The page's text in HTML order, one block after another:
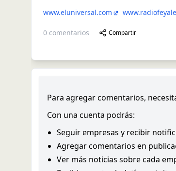
www.eluniversal.com
0 comentarios Compartir
Para agregar comentarios,
Con una cuenta podrás:
Seguir empresas y recibir
Agregar comentarios en
Ver más noticias sobre cada